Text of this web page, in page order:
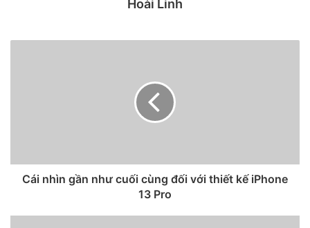
Hoài Linh
Cái nhìn gần như cuối cùng đối với thiết kế iPhone
13 Pro